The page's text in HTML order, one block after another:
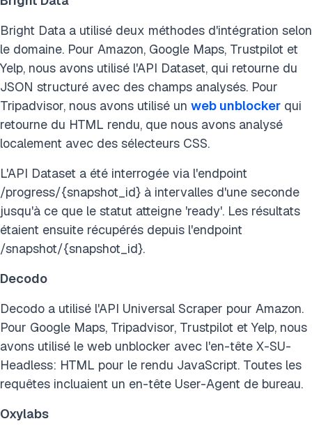
Bright Data a utilisé deux méthodes d'intégration selon
le domaine. Pour Amazon, Google Maps, Trustpilot et
Yelp, nous avons utilisé l'API Dataset, qui retourne du
JSON structuré avec des champs analysés. Pour
Tripadvisor, nous avons utilisé un web unblocker qui
retourne du HTML rendu, que nous avons analysé
localement avec des sélecteurs CSS.
L'API Dataset a été interrogée via l'endpoint
/progress/{snapshot_id} à intervalles d'une seconde
jusqu'à ce que le statut atteigne 'ready'. Les résultats
étaient ensuite récupérés depuis l'endpoint
/snapshot/{snapshot_id}.
Decodo
Decodo a utilisé l'API Universal Scraper pour Amazon.
Pour Google Maps, Tripadvisor, Trustpilot et Yelp, nous
avons utilisé le web unblocker avec l'en-tête X-SU-
Headless: HTML pour le rendu JavaScript. Toutes les
requêtes incluaient un en-tête User-Agent de bureau.
Oxylabs